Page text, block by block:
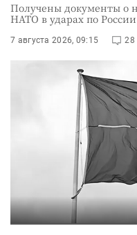
Получены документы о
НАТО в ударах по России
7 августа 2026, 09:15 28